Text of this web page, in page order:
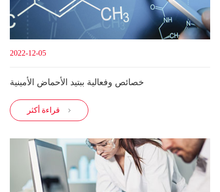
2022-12-05
خصائص وفعالية ببتيد الأحماض الأمينية
قراءة أكثر 